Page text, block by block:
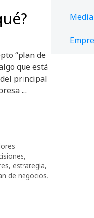
“plan de
que está
principal
…
,
, estrategia,
de negocios,